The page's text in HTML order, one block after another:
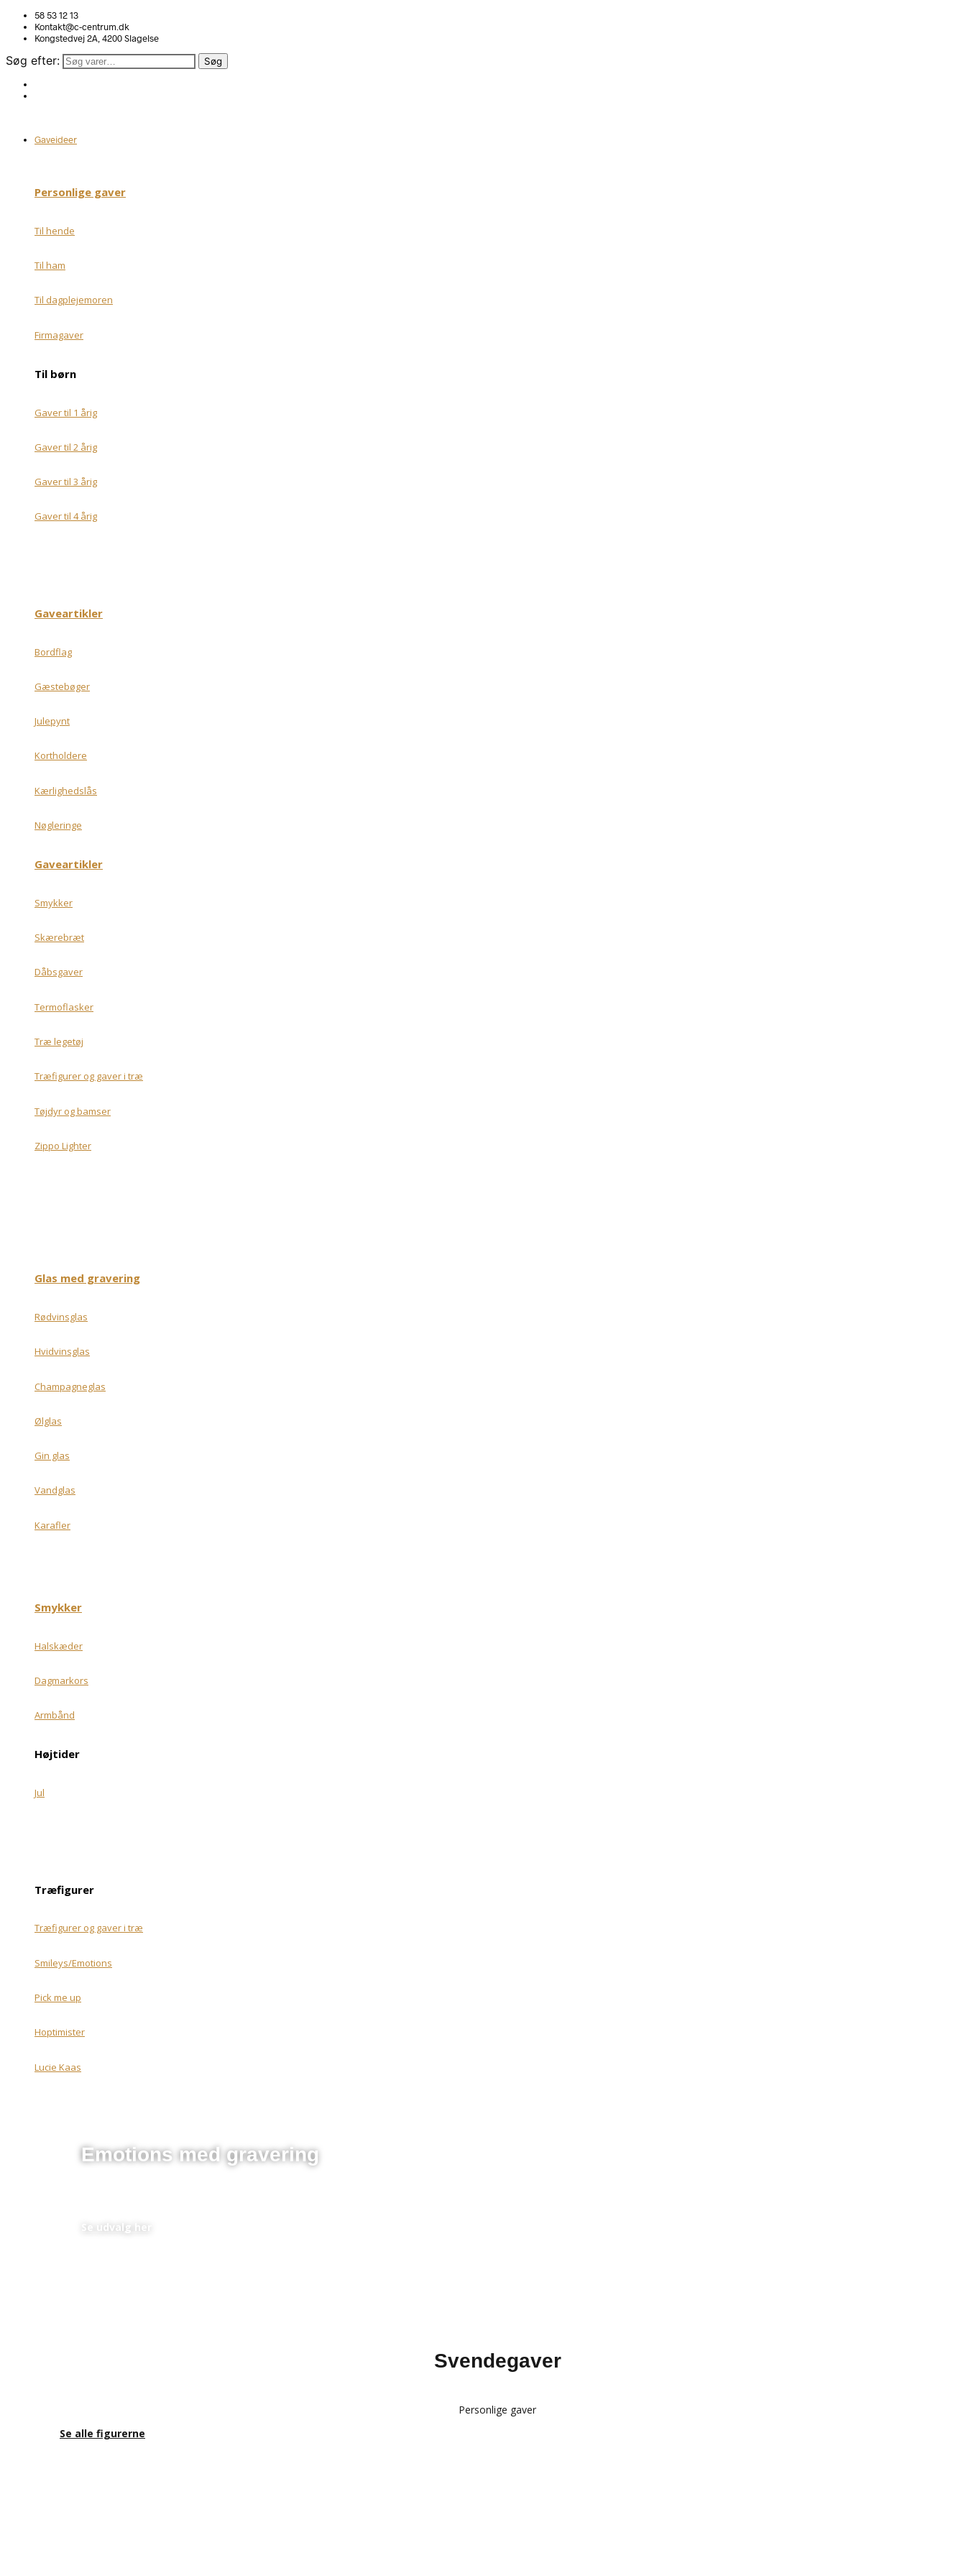
58 53 12 13
Kontakt@c-centrum.dk
Kongstedvej 2A, 4200 Slagelse
Søg efter: Søg
Gaveideer
Personlige gaver
Til hende
Til ham
Til dagplejemoren
Firmagaver
Til børn
Gaver til 1 årig
Gaver til 2 årig
Gaver til 3 årig
Gaver til 4 årig
Gaveartikler
Bordflag
Gæstebøger
Julepynt
Kortholdere
Kærlighedslås
Nøgleringe
Gaveartikler
Smykker
Skærebræt
Dåbsgaver
Termoflasker
Træ legetøj
Træfigurer og gaver i træ
Tøjdyr og bamser
Zippo Lighter
Glas med gravering
Rødvinsglas
Hvidvinsglas
Champagneglas
Ølglas
Gin glas
Vandglas
Karafler
Smykker
Halskæder
Dagmarkors
Armbånd
Højtider
Jul
Træfigurer
Træfigurer og gaver i træ
Smileys/Emotions
Pick me up
Hoptimister
Lucie Kaas
Emotions med gravering
Se udvalg her
Svendegaver
Personlige gaver
Se alle figurerne